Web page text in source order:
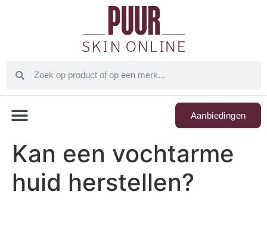
Aanbiedingen
Kan een vochtarme
huid herstellen?